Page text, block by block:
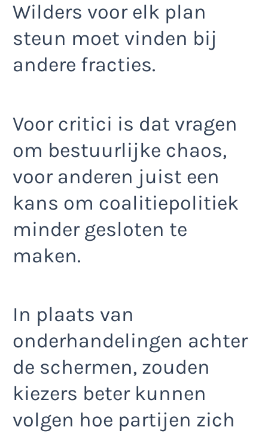
Wilders voor elk plan
steun moet vinden bij
andere fracties.
Voor critici is dat vragen
om bestuurlijke chaos,
voor anderen juist een
kans om coalitiepolitiek
minder gesloten te
maken.
In plaats van
onderhandelingen achter
de schermen, zouden
kiezers beter kunnen
volgen hoe partijen zich